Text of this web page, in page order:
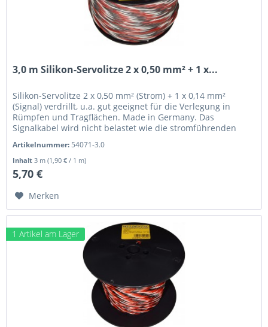
3,0 m Silikon-Servolitze 2 x 0,50 mm² + 1 x...
Silikon-Servolitze 2 x 0,50 mm² (Strom) + 1 x 0,14 mm²
(Signal) verdrillt, u.a. gut geeignet für die Verlegung in
Rümpfen und Tragflächen. Made in Germany. Das
Signalkabel wird nicht belastet wie die stromführenden
Artikelnummer: 54071-3.0
Inhalt3 m(1,90 € / 1 m)
5,70 €
Merken
1 Artikel am Lager